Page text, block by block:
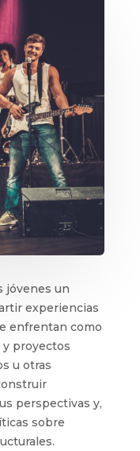
jóvenes un
experiencias
enfrentan como
y proyectos
u otras
perspectivas y,
sobre